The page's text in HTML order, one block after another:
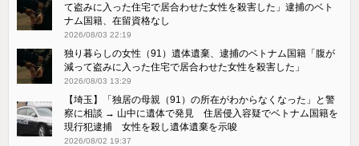
て盗みに入った住宅で居合わせた女性を殺害した」逮捕のベト
ナム国籍、在留資格なし
2026/08/03 22:19
独り暮らしの女性（91）遺体遺棄、逮捕のベトナム国籍「腹が
減って盗みに入った住宅で居合わせた女性を殺害した」
2026/08/03 13:29
【埼玉】「独居の母親（91）の所在がわからなくなった」と警
察に相談 → 山中に遺体で発見 住居侵入容疑でベトナム国籍を
現行犯逮捕 女性を殺し遺体遺棄を示唆
2026/08/02 19:37